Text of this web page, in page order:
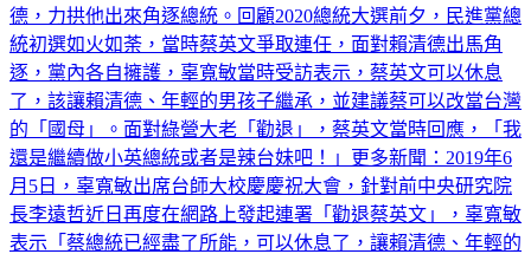
德，力拱他出來角逐總統。回顧2020總統大選前夕，民進黨總
統初選如火如荼，當時蔡英文爭取連任，面對賴清德出馬角
逐，黨內各自擁護，辜寬敏當時受訪表示，蔡英文可以休息
了，該讓賴清德、年輕的男孩子繼承，並建議蔡可以改當台灣
的「國母」。面對綠營大老「勸退」，蔡英文當時回應，「我
還是繼續做小英總統或者是辣台妹吧！」更多新聞：2019年6
月5日，辜寬敏出席台師大校慶慶祝大會，針對前中央研究院
長李遠哲近日再度在網路上發起連署「勸退蔡英文」，辜寬敏
表示「蔡總統已經盡了所能，可以休息了，讓賴清德、年輕的